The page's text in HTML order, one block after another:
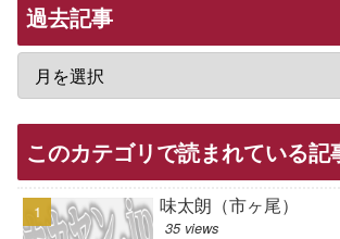
過去記事
このカテゴリで読まれている記
味太朗（市ヶ尾）
35 views